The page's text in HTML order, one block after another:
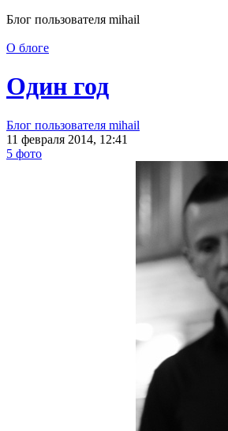
Блог пользователя mihail
О блоге
Один год
Блог пользователя mihail
11 февраля 2014, 12:41
5 фото